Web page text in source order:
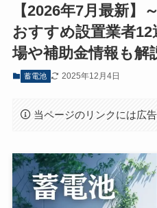
【2026年7月最新】
おすすめ設置業者
場や補助金情報も解
蓄電池 2025年12月4日
当ページのリンクには広